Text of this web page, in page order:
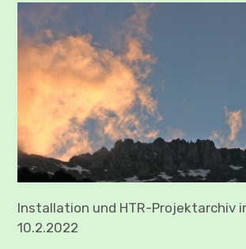
REISEN INSZENIEREN
REISEN SUCHEN
Installation und HTR-Projektarchiv im
10.2.2022